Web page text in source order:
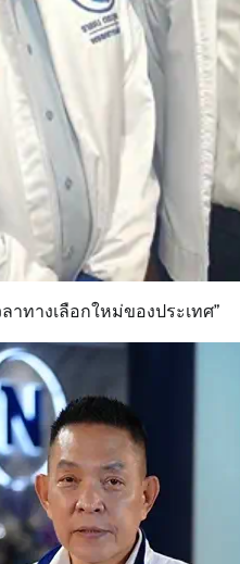
าทางเลือกใหม่ของประเทศ”